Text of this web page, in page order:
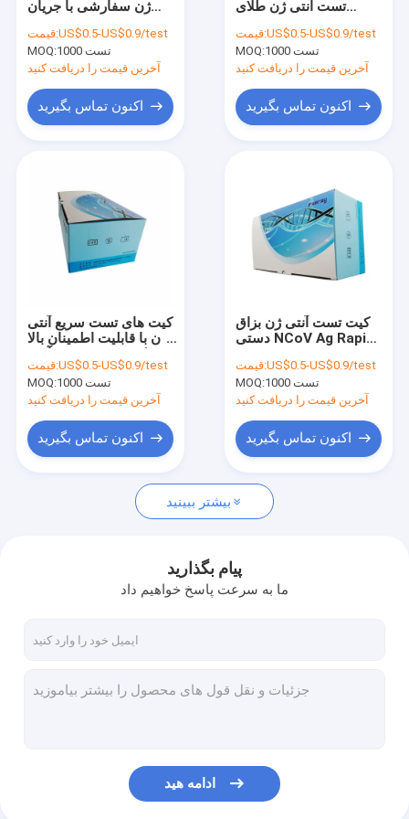
کیت معرف PCR
آنالایزر ایمونواسی POCT
ژن سفارشی با جریان
قیمت:US$0.5-US$0.9/test
MOQ:
1000 تست
آخرین قیمت را دریافت کنید
اکنون تماس بگیرید
تست آنتی ژن طلای
ایمونواسی
قیمت:US$0.5-US$0.9/test
MOQ:
1000 تست
آخرین قیمت را دریافت کنید
اکنون تماس بگیرید
کیت های تست سریع آنتی
ژن با قابلیت اطمینان بالا
بادی خنثی کننده
قیمت:US$0.5-US$0.9/test
MOQ:
1000 تست
آخرین قیمت را دریافت کنید
اکنون تماس بگیرید
کیت تست آنتی ژن بزاق
دستی NCoV Ag Rapid
قیمت:US$0.5-US$0.9/test
MOQ:
1000 تست
آخرین قیمت را دریافت کنید
اکنون تماس بگیرید
بیشتر ببینید
پیام بگذارید
ما به سرعت پاسخ خواهیم داد
ادامه هید